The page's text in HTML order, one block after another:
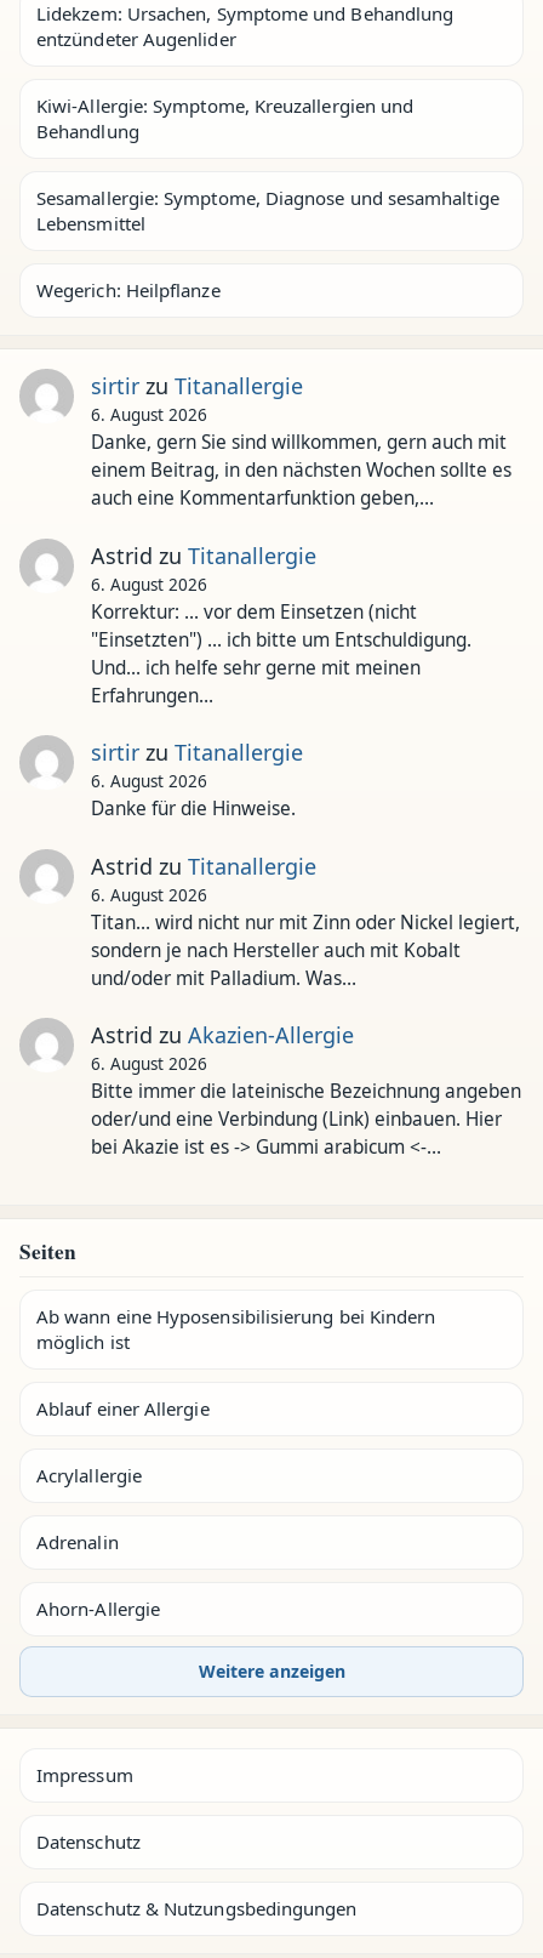
Lidekzem: Ursachen, Symptome und Behandlung
entzündeter Augenlider
Kiwi-Allergie: Symptome, Kreuzallergien und
Behandlung
Sesamallergie: Symptome, Diagnose und sesamhaltige
Lebensmittel
Wegerich: Heilpflanze
sirtirzu Titanallergie
6. August 2026
Danke, gern Sie sind willkommen, gern auch mit
einem Beitrag, in den nächsten Wochen sollte es
auch eine Kommentarfunktion geben,…
Astrid zu Titanallergie
6. August 2026
Korrektur: ... vor dem Einsetzen (nicht
"Einsetzten") ... ich bitte um Entschuldigung.
Und... ich helfe sehr gerne mit meinen
Erfahrungen…
sirtirzu Titanallergie
6. August 2026
Danke für die Hinweise.
Astrid zu Titanallergie
6. August 2026
Titan... wird nicht nur mit Zinn oder Nickel legiert,
sondern je nach Hersteller auch mit Kobalt
und/oder mit Palladium. Was…
Astrid zu Akazien-Allergie
6. August 2026
Bitte immer die lateinische Bezeichnung angeben
oder/und eine Verbindung (Link) einbauen. Hier
bei Akazie ist es -> Gummi arabicum <-…
Seiten
Ab wann eine Hyposensibilisierung bei Kindern
möglich ist
Ablauf einer Allergie
Acrylallergie
Adrenalin
Ahorn-Allergie
Weitere anzeigen
Impressum
Datenschutz
Datenschutz & Nutzungsbedingungen